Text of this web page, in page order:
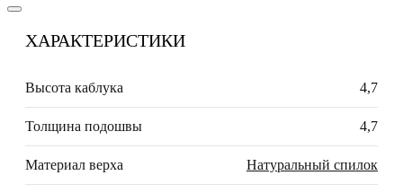
ХАРАКТЕРИСТИКИ
Высота каблука 4,7
Толщина подошвы 4,7
Материал верха Натуральный спилок